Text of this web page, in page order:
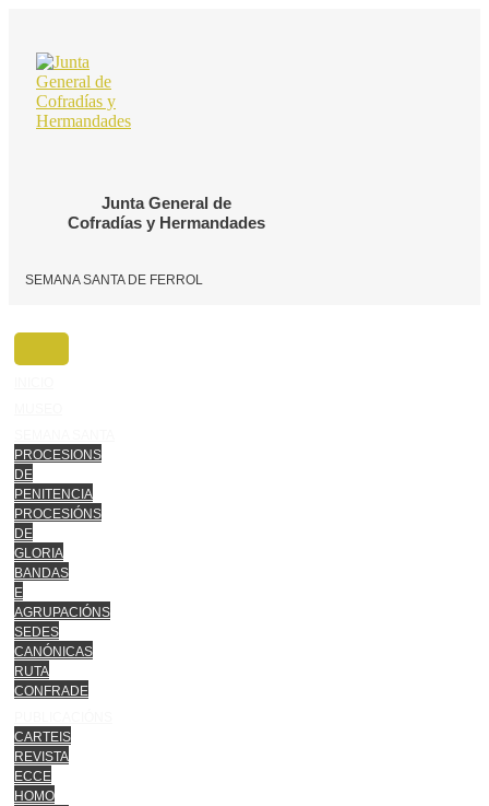
contido
Junta General de
Cofradías y Hermandades
SEMANA SANTA DE FERROL
PROCESIONS
DE
PENITENCIA
PROCESIÓNS
DE
GLORIA
BANDAS
E
AGRUPACIÓNS
SEDES
CANÓNICAS
RUTA
CONFRADE
CARTEIS
REVISTA
ECCE
HOMO